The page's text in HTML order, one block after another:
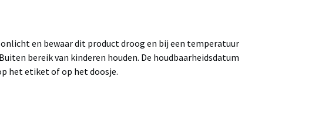
en bewaar dit product droog en bij een temperatuur
bereik van kinderen houden. De houdbaarheidsdatum
het etiket of op het doosje.